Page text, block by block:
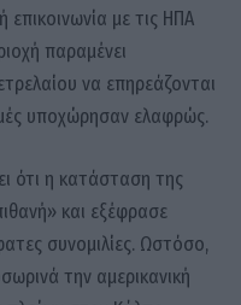
με τις ΗΠΑ
παραμένει
να επηρεάζονται
υποχώρησαν ελαφρώς.
ότι η κατάσταση της
και εξέφρασε
συνομιλίες. Ωστόσο,
την αμερικανική